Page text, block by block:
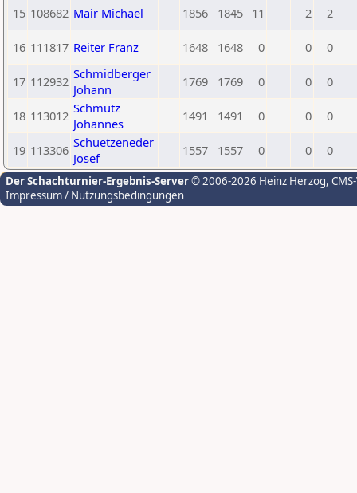
15 108682 Mair Michael 1856 1845 11 2 2
16 111817 Reiter Franz 1648 1648 0 0 0
17 112932 Schmidberger
Johann
1769 1769 0 0 0
18 113012 Schmutz
Johannes
1491 1491 0 0 0
19 113306 Schuetzeneder
Josef
1557 1557 0 0 0
Der Schachturnier-Ergebnis-Server© 2006-2026 Heinz Herzog,
Impressum / Nutzungsbedingungen